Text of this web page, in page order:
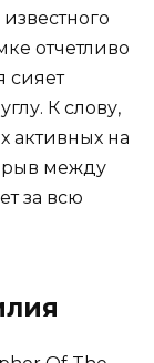
отчетливо
сияет
К слову,
активных на
между
за всю